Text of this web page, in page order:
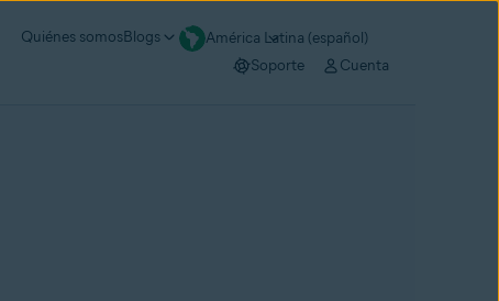
Quiénes somosBlogs
América Latina (español)
Soporte Cuenta